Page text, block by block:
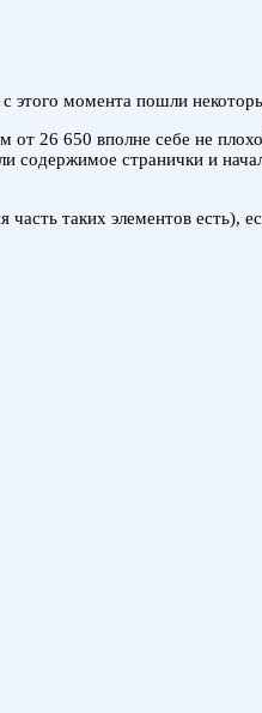
этого момента пошли
от 26 650 вполне себе не
странички и
таких элементов есть),